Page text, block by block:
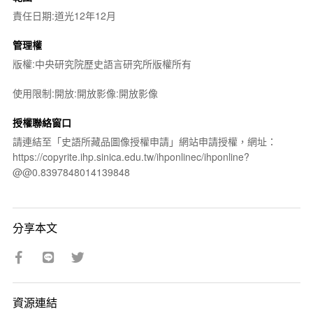
責任日期:道光12年12月
管理權
版權:中央研究院歷史語言研究所版權所有
使用限制:開放:開放影像:開放影像
授權聯絡窗口
請連結至「史語所藏品圖像授權申請」網站申請授權，網址：
https://copyrite.ihp.sinica.edu.tw/ihponlinec/ihponline?
@@0.8397848014139848
分享本文
資源連結